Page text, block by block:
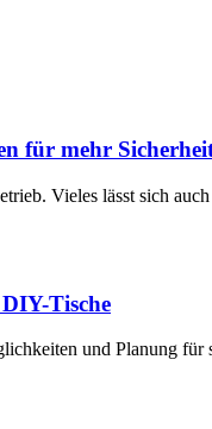
für mehr
Vieles lässt sich
Tische
und Planung für